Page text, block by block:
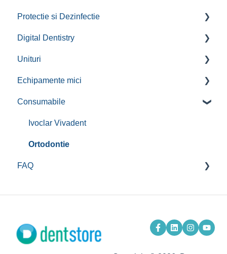
Protectie si Dezinfectie
Protocoale
Echipamente
Consumabile
Digital Dentistry
Consumabile
Software
Unituri
Instalare scaune dentare
Echipamente mici
Piese de mana, Turbine
Fiziodispensere
Endomotoare
Microscoape
Consumabile
Ivoclar Vivadent
Ortodontie
FAQ